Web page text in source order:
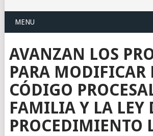
MENU
AVANZAN LOS
PARA MODIFICAR
CÓDIGO
FAMILIA Y LA LEY
PROCEDIMIENTO